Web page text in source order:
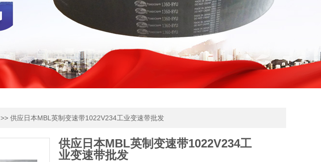
>> 供应日本MBL英制变速带1022V234工业变速带批发
供应日本MBL英制变速带1022V234工
业变速带批发